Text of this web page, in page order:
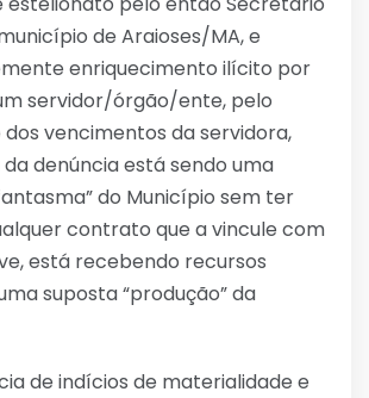
de Araioses/MA, e
enriquecimento ilícito por
servidor/órgão/ente, pelo
vencimentos da servidora,
denúncia está sendo uma
do Município sem ter
contrato que a vincule com
está recebendo recursos
suposta “produção” da
de indícios de materialidade e